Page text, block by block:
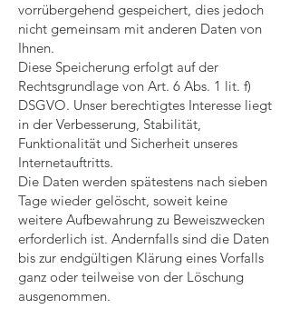
vorrübergehend gespeichert, dies jedoch
nicht gemeinsam mit anderen Daten von
Ihnen.
Diese Speicherung erfolgt auf der
Rechtsgrundlage von Art. 6 Abs. 1 lit. f)
DSGVO. Unser berechtigtes Interesse liegt
in der Verbesserung, Stabilität,
Funktionalität und Sicherheit unseres
Internetauftritts.
Die Daten werden spätestens nach sieben
Tage wieder gelöscht, soweit keine
weitere Aufbewahrung zu Beweiszwecken
erforderlich ist. Andernfalls sind die Daten
bis zur endgültigen Klärung eines Vorfalls
ganz oder teilweise von der Löschung
ausgenommen.